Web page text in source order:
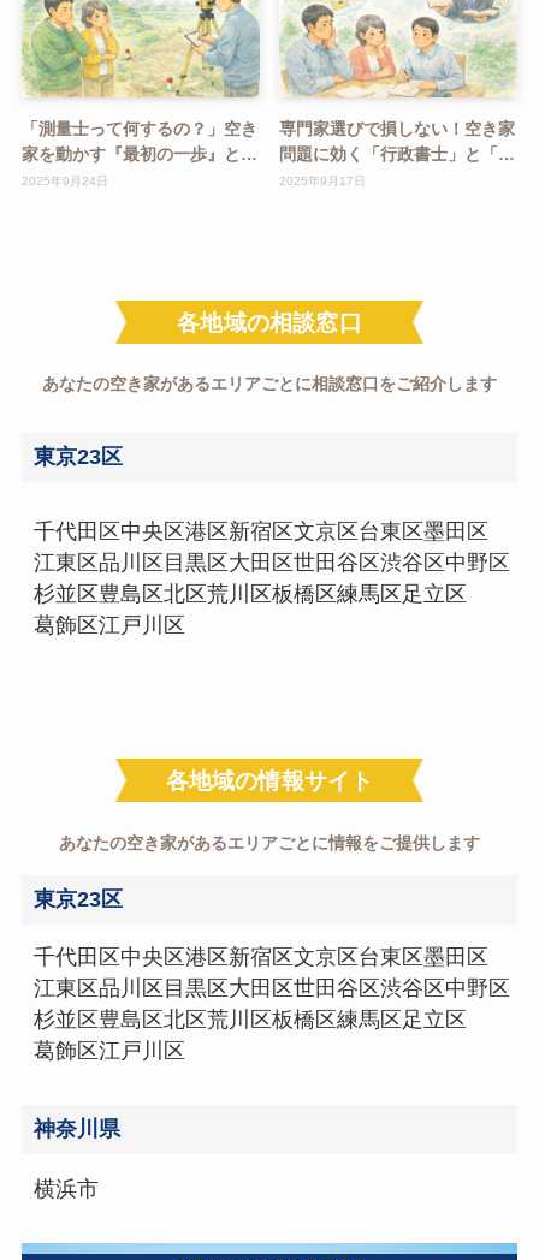
「測量士って何するの？」空き
家を動かす『最初の一歩』と
は？
2025年9月24日
専門家選びで損しない！空き家
問題に効く「行政書士」と「司
法書士」の違いとは？
2025年9月17日
各地域の相談窓口
あなたの空き家があるエリアごとに相談窓口をご紹介します
東京23区
千代田区 中央区港区 新宿区文京区 台東区墨田区
江東区 品川区 目黒区 大田区世田谷区渋谷区 中野区
杉並区 豊島区北区荒川区板橋区練馬区 足立区
葛飾区江戸川区
各地域の情報サイト
あなたの空き家があるエリアごとに情報をご提供します
東京23区
千代田区中央区港区新宿区文京区台東区墨田区
江東区品川区目黒区大田区世田谷区渋谷区中野区
杉並区豊島区北区荒川区板橋区練馬区足立区
葛飾区江戸川区
神奈川県
横浜市